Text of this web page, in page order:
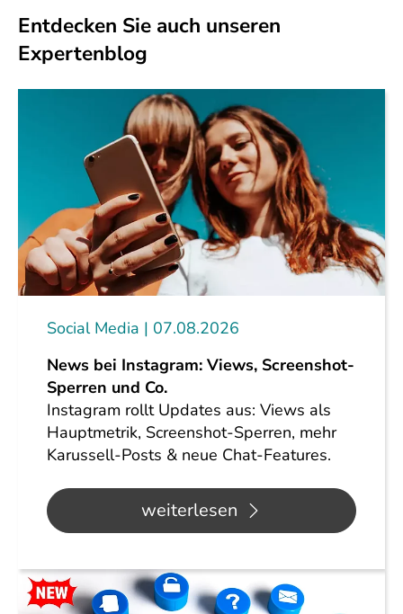
Entdecken Sie auch unseren
Expertenblog
Social Media
07.08.2026
News bei Instagram: Views, Screenshot-
Sperren und Co.
Instagram rollt Updates aus: Views als
Hauptmetrik, Screenshot-Sperren, mehr
Karussell-Posts & neue Chat-Features.
weiterlesen